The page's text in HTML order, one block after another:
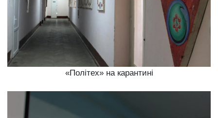
«Політех» на карантині